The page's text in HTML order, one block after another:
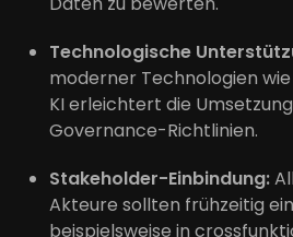
Technologische
moderner Technologien
KI erleichtert die
Governance-Richtlinien.
Stakeholder-Einbindung:
Akteure sollten frühzeitig
beispielsweise in